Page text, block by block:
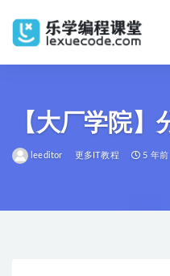
【大厂学院
leeditor 更多IT教程 5 年前